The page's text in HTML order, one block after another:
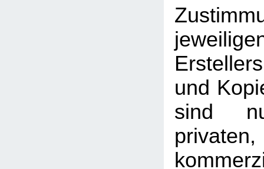
und
sind